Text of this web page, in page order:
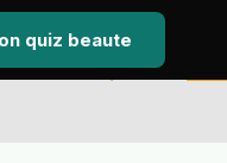
quiz beaute